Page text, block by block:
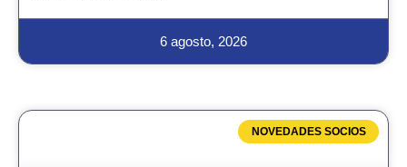
6 agosto, 2026
NOVEDADES SOCIOS